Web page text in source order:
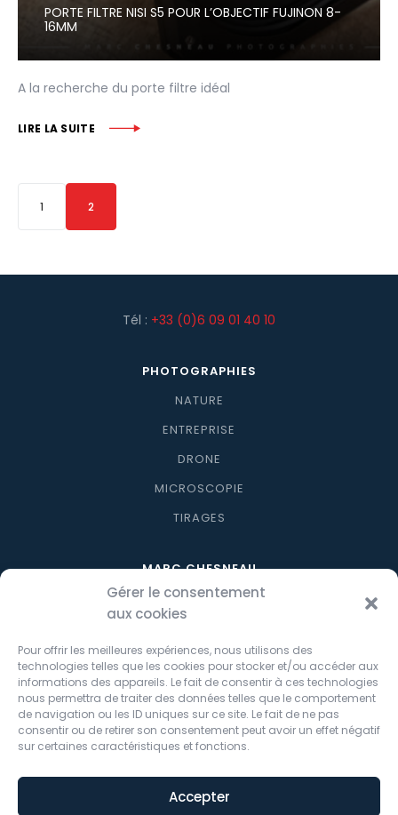
Gérer le consentement
aux cookies
Pour offrir les meilleures expériences, nous utilisons des
technologies telles que les cookies pour stocker et/ou accéder aux
informations des appareils. Le fait de consentir à ces technologies
nous permettra de traiter des données telles que le comportement
de navigation ou les ID uniques sur ce site. Le fait de ne pas
consentir ou de retirer son consentement peut avoir un effet négatif
sur certaines caractéristiques et fonctions.
Accepter
PORTE FILTRE NISI S5 POUR L’OBJECTIF FUJINON 8-
16MM
A la recherche du porte filtre idéal
LIRE LA SUITE
1 2
Tél : +33 (0)6 09 01 40 10
PHOTOGRAPHIES
NATURE
ENTREPRISE
DRONE
MICROSCOPIE
TIRAGES
MARC CHESNEAU
À PROPOS
CONTACT
SHOP
NOS PRODUITS
PANIER